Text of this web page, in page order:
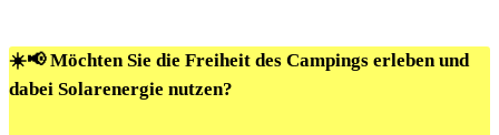
☀️📢 Möchten Sie die Freiheit des Campings erleben und
dabei Solarenergie nutzen?